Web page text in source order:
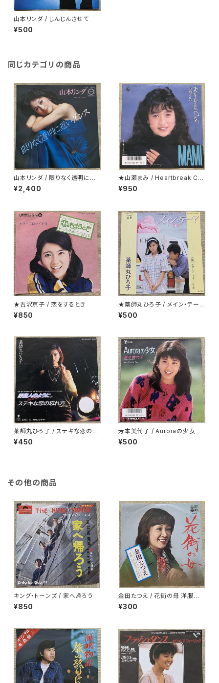
山本リンダ / じんじんさせて
¥500
同じカテゴリの商品
山本リンダ / 限りなく透明に近
いダンス
¥2,400
★山瀬まみ / Heartbreak Caf
e
¥950
★吉沢京子 / 恋をするとき
¥850
★薬師丸ひろ子 / メイン・テーマ
クリアー盤
¥500
薬師丸ひろ子 / ステキな恋の忘
れ方
¥450
芳本美代子 / Auroraの少女
¥500
その他の商品
キング・トーンズ / 家へ帰ろう
¥850
金田たつえ / 花街の母 洋服ジャ
ケ
¥300